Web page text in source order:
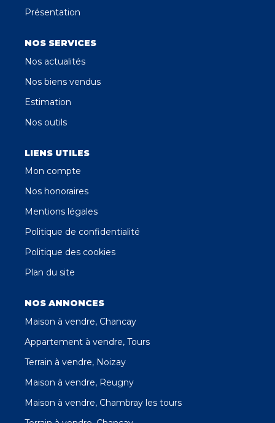
Présentation
NOS SERVICES
Nos actualités
Nos biens vendus
Estimation
Nos outils
LIENS UTILES
Mon compte
Nos honoraires
Mentions légales
Politique de confidentialité
Politique des cookies
Plan du site
NOS ANNONCES
Maison à vendre, Chancay
Appartement à vendre, Tours
Terrain à vendre, Noizay
Maison à vendre, Reugny
Maison à vendre, Chambray les tours